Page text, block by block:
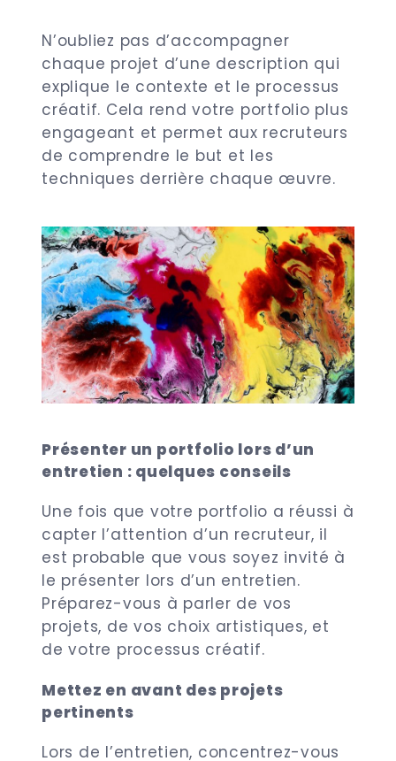
N’oubliez pas d’accompagner
chaque projet d’une description qui
explique le contexte et le processus
créatif. Cela rend votre portfolio plus
engageant et permet aux recruteurs
de comprendre le but et les
techniques derrière chaque œuvre.
Présenter un portfolio lors d’un
entretien : quelques conseils
Une fois que votre portfolio a réussi à
capter l’attention d’un recruteur, il
est probable que vous soyez invité à
le présenter lors d’un entretien.
Préparez-vous à parler de vos
projets, de vos choix artistiques, et
de votre processus créatif.
Mettez en avant des projets
pertinents
Lors de l’entretien, concentrez-vous